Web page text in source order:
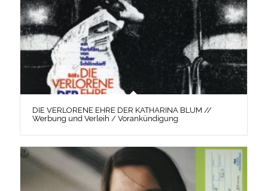
DIE VERLORENE EHRE DER KATHARINA BLUM //
Werbung und Verleih / Vorankündigung